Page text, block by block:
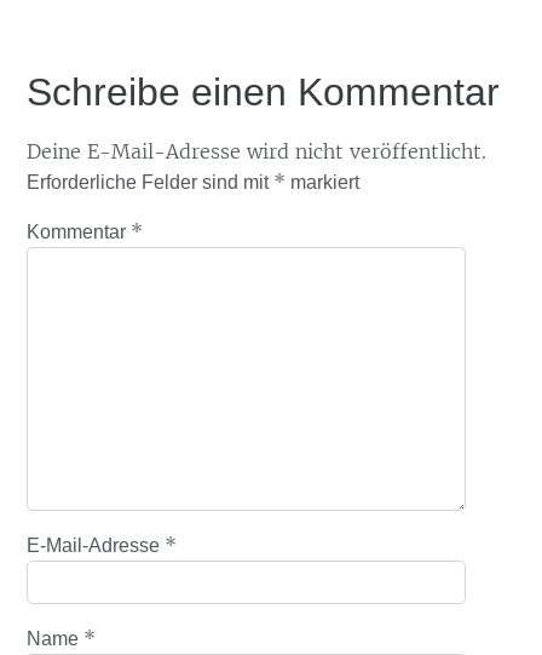
Schreibe einen Kommentar
Deine E-Mail-Adresse wird nicht veröffentlicht.
Erforderliche Felder sind mit * markiert
Kommentar *
E-Mail-Adresse *
Name *